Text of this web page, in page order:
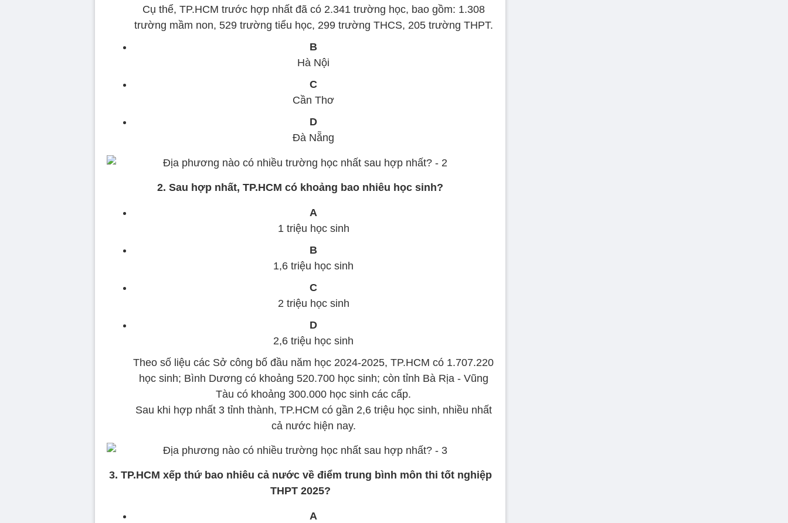
Cụ thể, TP.HCM trước hợp nhất đã có 2.341 trường học, bao gồm: 1.308
trường mầm non, 529 trường tiểu học, 299 trường THCS, 205 trường THPT.
B
Hà Nội
C
Cần Thơ
D
Đà Nẵng
2. Sau hợp nhất, TP.HCM có khoảng bao nhiêu học sinh?
A
1 triệu học sinh
B
1,6 triệu học sinh
C
2 triệu học sinh
D
2,6 triệu học sinh
Theo số liệu các Sở công bố đầu năm học 2024-2025, TP.HCM có 1.707.220
học sinh; Bình Dương có khoảng 520.700 học sinh; còn tỉnh Bà Rịa - Vũng
Tàu có khoảng 300.000 học sinh các cấp.
Sau khi hợp nhất 3 tỉnh thành, TP.HCM có gần 2,6 triệu học sinh, nhiều nhất
cả nước hiện nay.
3. TP.HCM xếp thứ bao nhiêu cả nước về điểm trung bình môn thi tốt nghiệp
THPT 2025?
A